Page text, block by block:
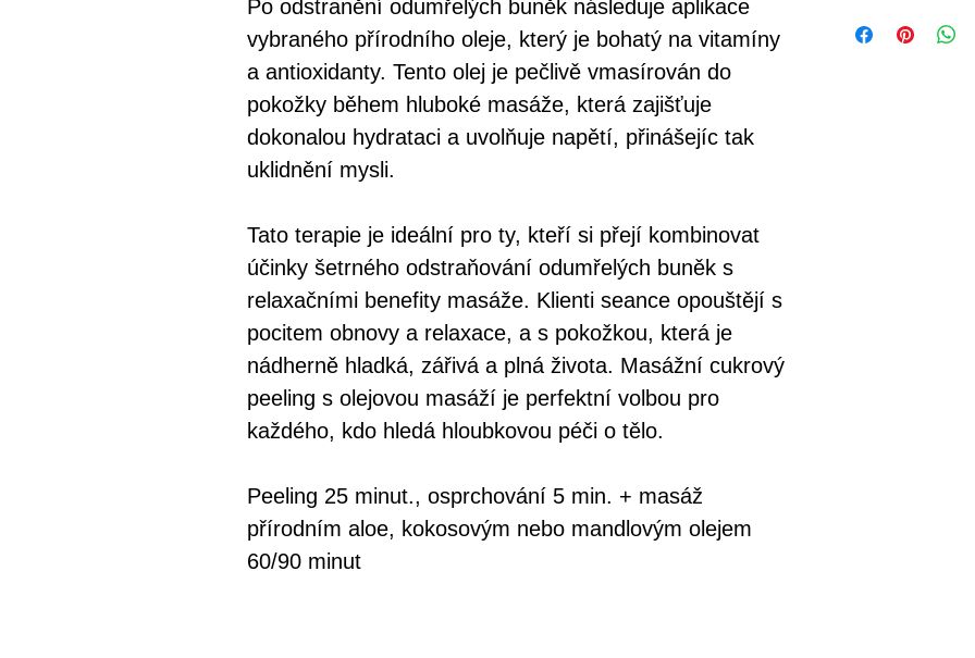
Po odstranění odumřelých buněk následuje aplikace
vybraného přírodního oleje, který je bohatý na vitamíny
a antioxidanty. Tento olej je pečlivě vmasírován do
pokožky během hluboké masáže, která zajišťuje
dokonalou hydrataci a uvolňuje napětí, přinášejíc tak
uklidnění mysli.
Tato terapie je ideální pro ty, kteří si přejí kombinovat
účinky šetrného odstraňování odumřelých buněk s
relaxačními benefity masáže. Klienti seance opouštějí s
pocitem obnovy a relaxace, a s pokožkou, která je
nádherně hladká, zářivá a plná života. Masážní cukrový
peeling s olejovou masáží je perfektní volbou pro
každého, kdo hledá hloubkovou péči o tělo.
Peeling 25 minut., osprchování 5 min. + masáž
přírodním aloe, kokosovým nebo mandlovým olejem
60/90 minut
osobně v